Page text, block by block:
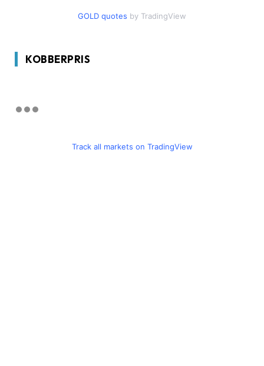
GOLD quotes by TradingView
KOBBERPRIS
Track all markets on TradingView